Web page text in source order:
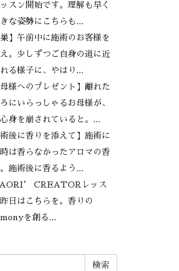
スン開始です。理解も早く
な姿勢にこちらも...
巣】午前中に施術のお客様を
。少しずつご自身の道に近
る様子に、やはり...
母様へのプレゼント】離れた
にいらっしゃるお母様が、
身を崩されていると。...
術後に香りを添えて】施術に
は香らなかったアロマの香
。施術後に香るよう...
CREATORレッス
日はこちらを。香りの
を創る...